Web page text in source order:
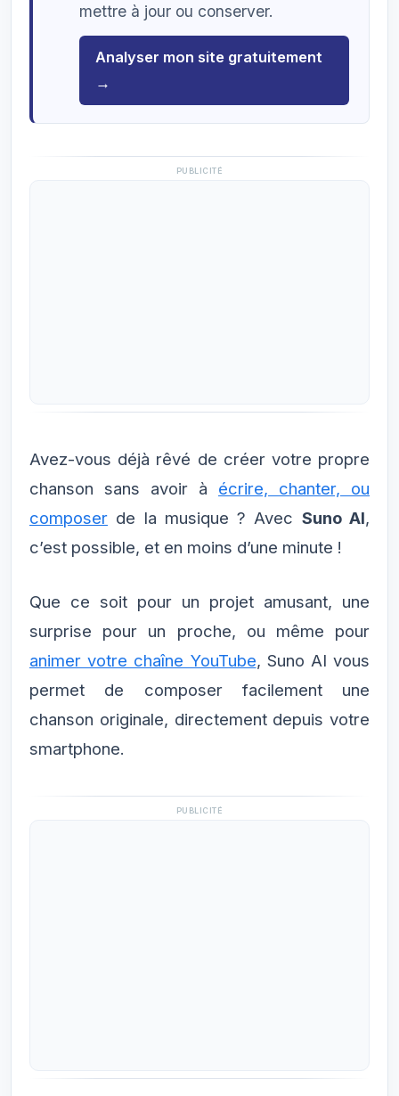
mettre à jour ou conserver.
Analyser mon site gratuitement
→
PUBLICITÉ
Avez-vous déjà rêvé de créer votre propre
chanson sans avoir à écrire, chanter, ou
composer de la musique ? Avec Suno AI,
c’est possible, et en moins d’une minute !
Que ce soit pour un projet amusant, une
surprise pour un proche, ou même pour
animer votre chaîne YouTube, Suno AI vous
permet de composer facilement une
chanson originale, directement depuis votre
smartphone.
PUBLICITÉ